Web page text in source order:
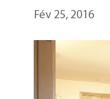
Fév 25, 2016